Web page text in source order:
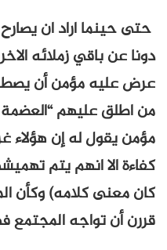
حتى حينما اراد ان
دونا عن باقي زملائه
عرض عليه مؤمن أن
من اطلق عليهم “العضمة
مؤمن يقول له إن هؤلاء
كفاءة الا انهم يتم
كان معنى كلامه) وكأن
قررن أن تواجه المجتمع